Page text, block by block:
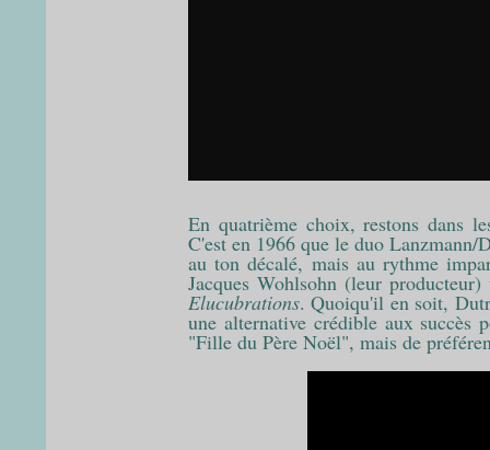
En quatrième choix, restons dans
C'est en 1966 que le duo
au ton décalé, mais au rythme
Jacques Wohlsohn (leur
Elucubrations. Quoiqu'il en soit,
une alternative crédible aux succès
"Fille du Père Noël", mais de